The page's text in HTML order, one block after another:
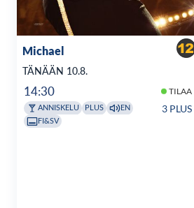
Michael
TÄNÄÄN 10.8.
14:30 TILAA
ANNISKELU PLUS
EN
FI&SV
3 PLUS